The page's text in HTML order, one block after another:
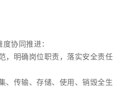
协同推进：
，明确岗位职责，落实安全责任
、传输、存储、使用、销毁全生